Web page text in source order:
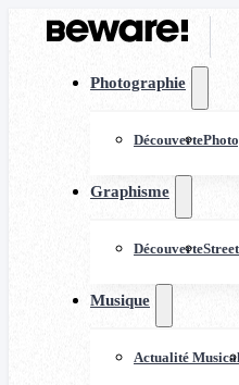
Photographie
Découverte
Graphisme
Découverte
Musique
Actualité